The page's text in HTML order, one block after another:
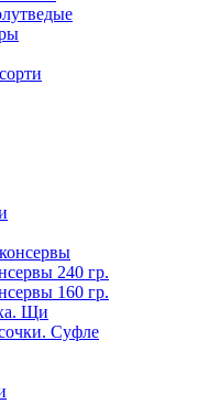
240 гр.
160 гр.
Щи
Суфле